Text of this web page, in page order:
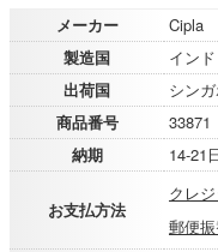
メーカー
Cipla
製造国
インド
出荷国
シン
商品番号
33871
納期
14-21
お支払方法
クレ
郵便